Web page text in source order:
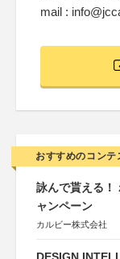
mail :
おすすめのコンテ
詠んで貰える！
ャンペーン
カルビー株式会社